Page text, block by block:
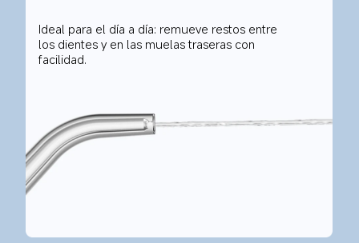
Ideal para el día a día: remueve restos entre
los dientes y en las muelas traseras con
facilidad.